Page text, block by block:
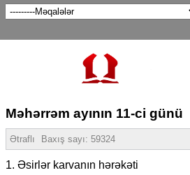
Məhərrəm ayının 11-ci günü
Ətraflı Baxış sayı: 59324
1. Əsirlər karvanın hərəkəti